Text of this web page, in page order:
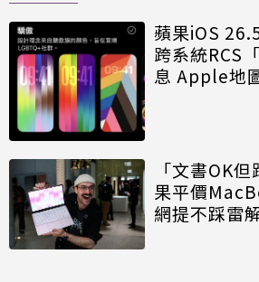
蘋果iOS
跨系統RCS
息 Apple地
「文書OK
果平價
網提不踩雷